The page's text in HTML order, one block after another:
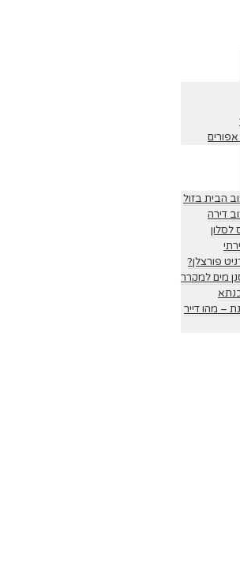
אפורים
הבית בזול
דירה
לסלון
פורצלן?
מים למקרר
– מהו דייר